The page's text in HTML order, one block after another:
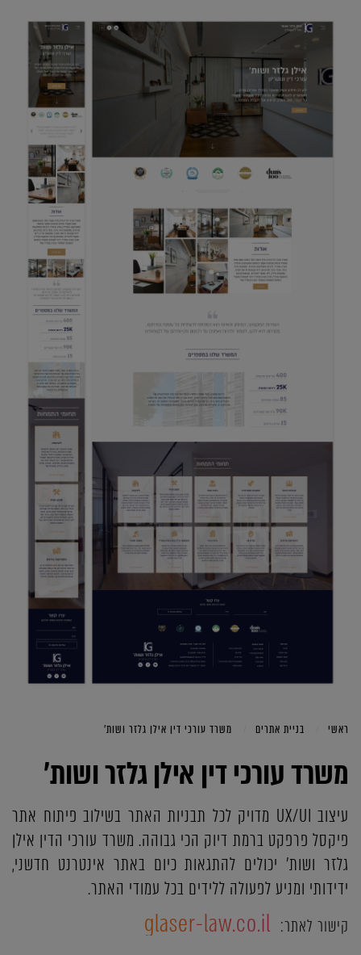
ראשי בניית אתרים משרד עורכי דין אילן גלזר ושות'
משרד עורכי דין אילן גלזר ושות'
עיצוב UX/UI מדויק לכל תבניות האתר בשילוב פיתוח אתר
פיקסל פרפקט ברמת דיוק הכי גבוהה. משרד עורכי הדין אילן
גלזר ושות' יכולים להתגאות כיום באתר אינטרנט חדשני,
ידידותי ומניע לפעולה ללידים בכל עמודי האתר.
קישור לאתר: glaser-law.co.il